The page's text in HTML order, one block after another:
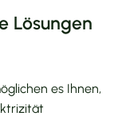
Lösungen
es Ihnen,